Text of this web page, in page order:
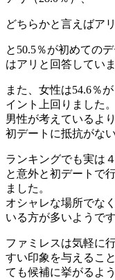
どちらかと言えばアリ
と50.5％が初めての
はアリと回答していま
また、女性は54.6％
イント上回りました。
男性が考えているよ
初デートに抵抗がな
ランキングでも実は
と意外と初デートで
ました。
オシャレな場所でな
いる方が多いようです
ファミレスは気軽に
すい印象を与えるこ
ても候補に挙がるよう